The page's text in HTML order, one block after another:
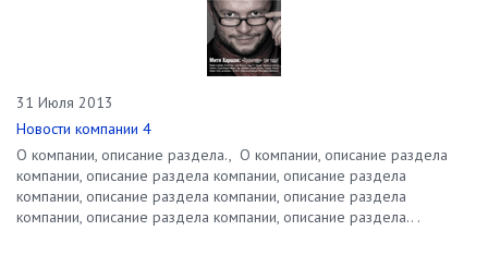
31 Июля 2013
Новости компании 4
О компании, описание раздела., О компании, описание раздела
компании, описание раздела компании, описание раздела
компании, описание раздела компании, описание раздела
компании, описание раздела компании, описание раздела.. .